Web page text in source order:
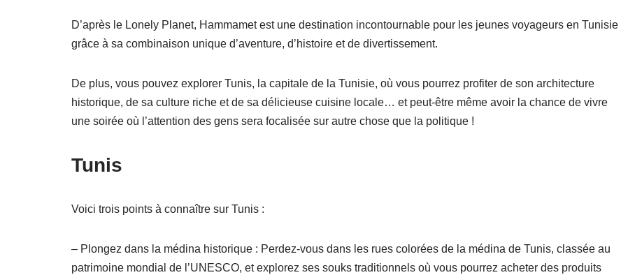
D’après le Lonely Planet, Hammamet est une destination incontournable pour les jeunes voyageurs en Tunisie
grâce à sa combinaison unique d’aventure, d’histoire et de divertissement.
De plus, vous pouvez explorer Tunis, la capitale de la Tunisie, où vous pourrez profiter de son architecture
historique, de sa culture riche et de sa délicieuse cuisine locale… et peut-être même avoir la chance de vivre
une soirée où l’attention des gens sera focalisée sur autre chose que la politique !
Tunis
Voici trois points à connaître sur Tunis :
– Plongez dans la médina historique : Perdez-vous dans les rues colorées de la médina de Tunis, classée au
patrimoine mondial de l’UNESCO, et explorez ses souks traditionnels où vous pourrez acheter des produits